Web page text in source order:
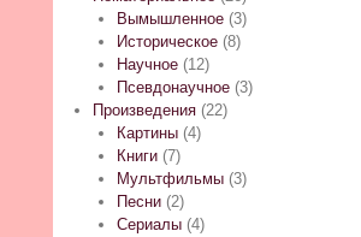
Вымышленное(3)
Историческое(8)
Научное(12)
Псевдонаучное(3)
Произведения (22)
Картины(4)
Книги(7)
Мультфильмы(3)
Песни(2)
Сериалы(4)